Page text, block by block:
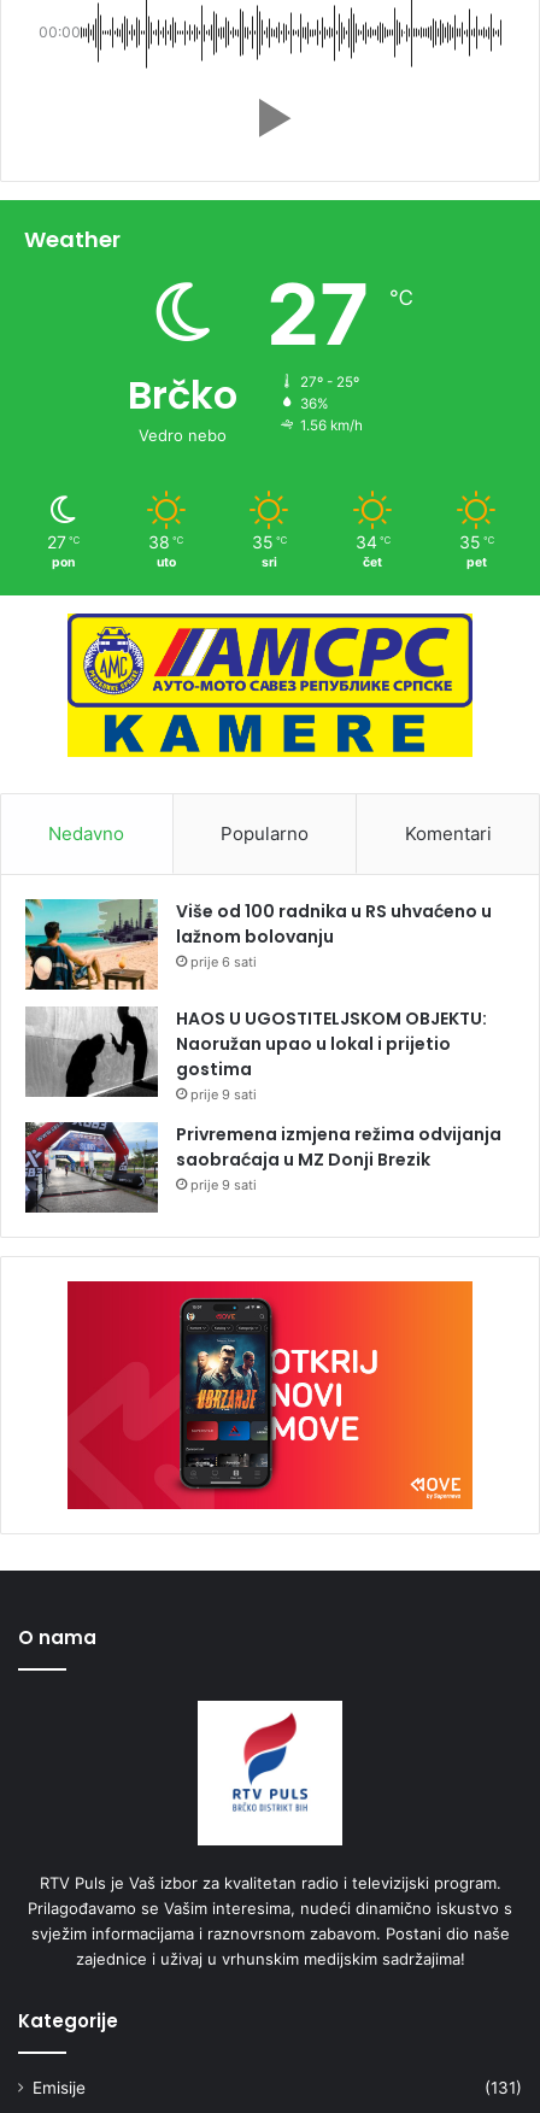
00:00
Weather
Brčko
Vedro nebo
27 ℃
27º - 25º
36%
1.56 km/h
27 ℃
pon
38 ℃
uto
35 ℃
sri
34 ℃
čet
35 ℃
pet
Nedavno Popularno Komentari
Više od 100 radnika u RS uhvaćeno u
lažnom bolovanju
prije 6 sati
HAOS U UGOSTITELJSKOM OBJEKTU:
Naoružan upao u lokal i prijetio
gostima
prije 9 sati
Privremena izmjena režima odvijanja
saobraćaja u MZ Donji Brezik
prije 9 sati
O nama
RTV Puls je Vaš izbor za kvalitetan radio i televizijski program.
Prilagođavamo se Vašim interesima, nudeći dinamično iskustvo s
svježim informacijama i raznovrsnom zabavom. Postani dio naše
zajednice i uživaj u vrhunskim medijskim sadržajima!
Kategorije
Emisije
(131)